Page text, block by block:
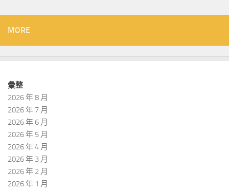
MORE
彙整
2026 年 8 月
2026 年 7 月
2026 年 6 月
2026 年 5 月
2026 年 4 月
2026 年 3 月
2026 年 2 月
2026 年 1 月